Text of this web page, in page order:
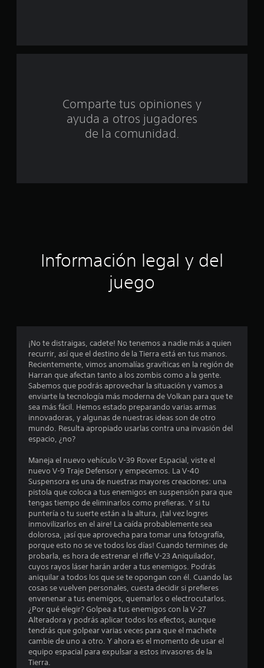
d
r
l
a
s
e
n
n
t
t
a
l
d
e
5
Comparte tus opiniones y
ayuda a otros jugadores
de la comunidad.
Información legal y del
juego
¡No te distraigas, cadete! No tenemos a nadie más a quien
recurrir, así que el destino de la Tierra está en tus manos.
Recientemente, vimos anomalías gravíticas en la región de
Harran que afectan tanto a los zombis como a la gente.
Sabemos que podrás aprovechar la situación y vamos a
enviarte la tecnología más moderna de Volkan para que te
sea más fácil. Hemos estado preparando varias armas
innovadoras, y algunas de nuestras ideas son de otro
mundo. Resulta apropiado usarlas contra una invasión del
espacio, ¿no?
Maneja el nuevo vehículo V-39 Rover Espacial, viste el
nuevo V-9 Traje Defensor y empecemos. La V-40
Suspensora es una de nuestras mayores creaciones: una
pistola que coloca a tus enemigos en suspensión para que
tengas tiempo de eliminarlos como prefieras. Y si tu
puntería o tu suerte están a la altura, ¡tal vez logres
inmovilizarlos en el aire! La caída probablemente sea
dolorosa, ¡así que aprovecha para tomar una fotografía,
porque esto no se ve todos los días! Cuando termines de
probarla, es hora de estrenar el rifle V-23 Aniquilador,
cuyos rayos láser harán arder a tus enemigos. Podrás
aniquilar a todos los que se te opongan con él. Cuando las
cosas se vuelven personales, cuesta decidir si prefieres
envenenar a tus enemigos, quemarlos o electrocutarlos.
¿Por qué elegir? Golpea a tus enemigos con la V-27
Alteradora y podrás aplicar todos los efectos, aunque
tendrás que golpear varias veces para que el machete
cambie de uno a otro. Y ahora es el momento de usar el
equipo espacial para expulsar a estos invasores de la
Tierra.